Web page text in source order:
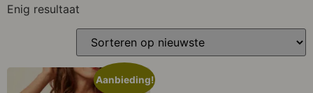
Enig resultaat
Aanbieding!